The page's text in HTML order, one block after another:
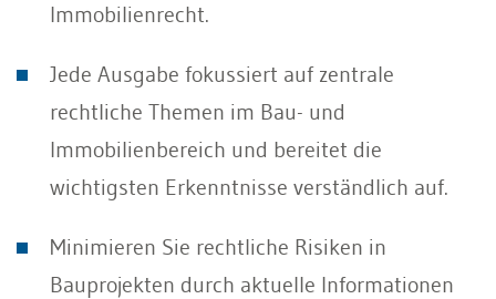
Immobilienrecht.
Jede Ausgabe fokussiert auf zentrale
rechtliche Themen im Bau- und
Immobilienbereich und bereitet die
wichtigsten Erkenntnisse verständlich auf.
Minimieren Sie rechtliche Risiken in
Bauprojekten durch aktuelle Informationen